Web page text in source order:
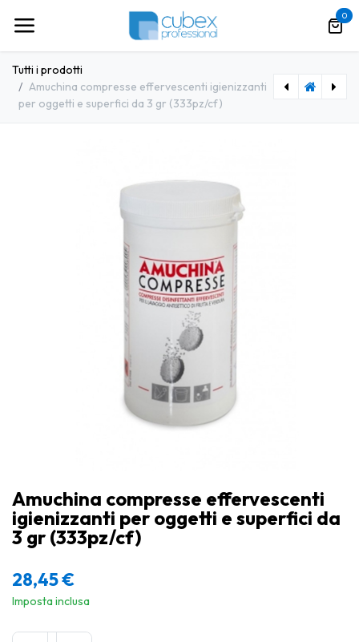
0
Tutti i prodotti
Amuchina compresse effervescenti igienizzanti
per oggetti e superfici da 3 gr (333pz/cf)
Amuchina compresse effervescenti
igienizzanti per oggetti e superfici da
3 gr (333pz/cf)
28,45€
Imposta inclusa